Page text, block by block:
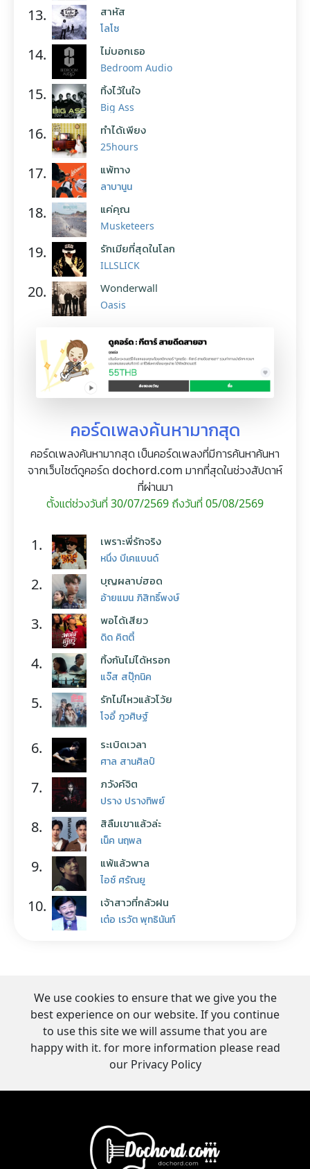
13. สาหัส
โลโซ
14. ไม่บอกเธอ
Bedroom Audio
15. ทิ้งไว้ในใจ
Big Ass
16. ทำได้เพียง
25hours
17. แพ้ทาง
ลาบานูน
18. แค่คุณ
Musketeers
19. รักเมียที่สุดในโลก
ILLSLICK
20. Wonderwall
Oasis
คอร์ดเพลงค้นหามากสุด
คอร์ดเพลงค้นหามากสุด เป็นคอร์ดเพลงที่มีการค้นหาค้นหา
จากเว็บไซต์ดูคอร์ด dochord.com มากที่สุดในช่วงสัปดาห์
ที่ผ่านมา
ตั้งแต่ช่วงวันที่ 30/07/2569 ถึงวันที่ 05/08/2569
1. เพราะพี่รักจริง
หนึ่ง บีเคแบนด์
2. บุญผลาบ่ฮอด
อ้ายแมน ภิสิทธิ์พงษ์
3. พอได้เสียว
ดิด คิตตี้
4. ทิ้งกันไม่ได้หรอก
แจ๊ส สปุ๊กนิค
5. รักไม่ไหวแล้วโว้ย
โจอี้ ภูวศิษฐ์
6. ระเบิดเวลา
ศาล สานศิลป์
7. ภวังค์จิต
ปราง ปรางทิพย์
8. สิลืมเขาแล้วล่ะ
เน็ค นฤพล
9. แพ้แล้วพาล
ไอซ์ ศรัณยู
10. เจ้าสาวที่กลัวฝน
เต๋อ เรวัต พุทธินันท์
We use cookies to ensure that we give you the
best experience on our website. If you continue
to use this site we will assume that you are
happy with it. for more information please read
our Privacy Policy